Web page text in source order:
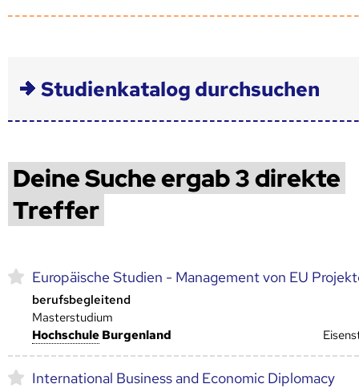
Studienkatalog durchsuchen
Deine Suche ergab 3 direkte
Treffer
Europäische Studien - Management von EU
berufsbegleitend
Masterstudium
Hoch­schule Burgenland
International Business and Economic Diplomacy